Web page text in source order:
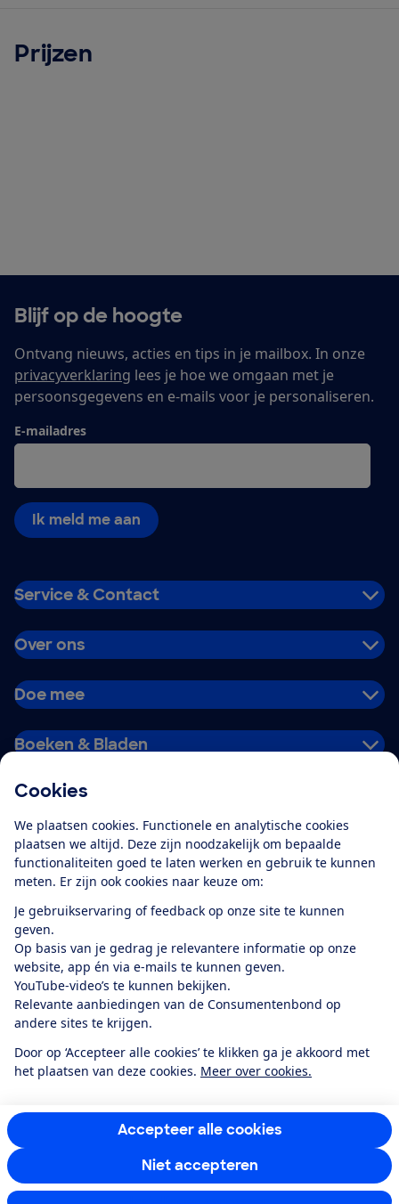
Cookies
We plaatsen cookies. Functionele en analytische cookies
plaatsen we altijd. Deze zijn noodzakelijk om bepaalde
functionaliteiten goed te laten werken en gebruik te kunnen
meten. Er zijn ook cookies naar keuze om:
Je gebruikservaring of feedback op onze site te kunnen
geven.
Op basis van je gedrag je relevantere informatie op onze
website, app én via e-mails te kunnen geven.
YouTube-video’s te kunnen bekijken.
Relevante aanbiedingen van de Consumentenbond op
andere sites te krijgen.
Door op ‘Accepteer alle cookies’ te klikken ga je akkoord met
het plaatsen van deze cookies. Meer over cookies.
Accepteer alle cookies
Niet accepteren
Prijzen
Blijf op de hoogte
Ontvang nieuws, acties en tips in je mailbox. In onze
privacyverklaring lees je hoe we omgaan met je
persoonsgegevens en e-mails voor je personaliseren.
E-mailadres
Ik meld me aan
Service & Contact
Over ons
Doe mee
Boeken & Bladen
Alles over de
app
Algemene Voorwaarden
Privacyverklaring
Cookiebeleid
Privacyvoorkeuren
Toegankelijkheid
RSS-feed nieuws
Facebook
TwitterInstagram
YoutubeLinkedIn
12.901consumentenbeoordelen de Consumentenbondmet gemiddeld